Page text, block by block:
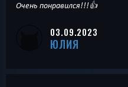
Очень понравился!!!👍
03.09.2023
ЮЛИЯ